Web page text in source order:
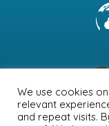
NEWSLETTER
We use cookies
relevant
and repeat visits.